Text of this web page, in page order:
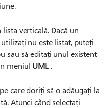
verticală. Dacă un
nu este listat, puteți
sau să editați unul existent
meniul UML .
care doriți să o adăugați la
Atunci când selectați